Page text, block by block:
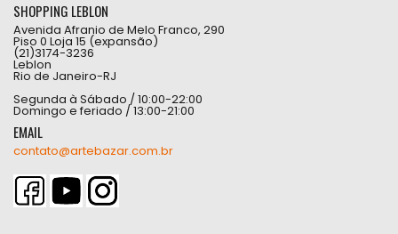
SHOPPING LEBLON
Avenida Afranio de Melo Franco, 290
Piso 0 Loja 15 (expansão)
(21)3174-3236
Leblon
Rio de Janeiro-RJ
Segunda à Sábado / 10:00-22:00
Domingo e feriado / 13:00-21:00
EMAIL
contato@artebazar.com.br